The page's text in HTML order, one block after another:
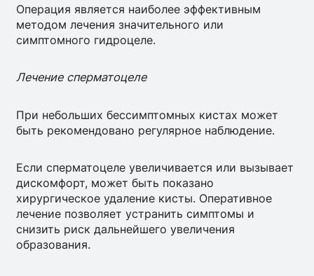
Операция является наиболее эффективным
методом лечения значительного или
симптомного гидроцеле.
Лечение сперматоцеле
При небольших бессимптомных кистах может
быть рекомендовано регулярное наблюдение.
Если сперматоцеле увеличивается или вызывает
дискомфорт, может быть показано
хирургическое удаление кисты. Оперативное
лечение позволяет устранить симптомы и
снизить риск дальнейшего увеличения
образования.